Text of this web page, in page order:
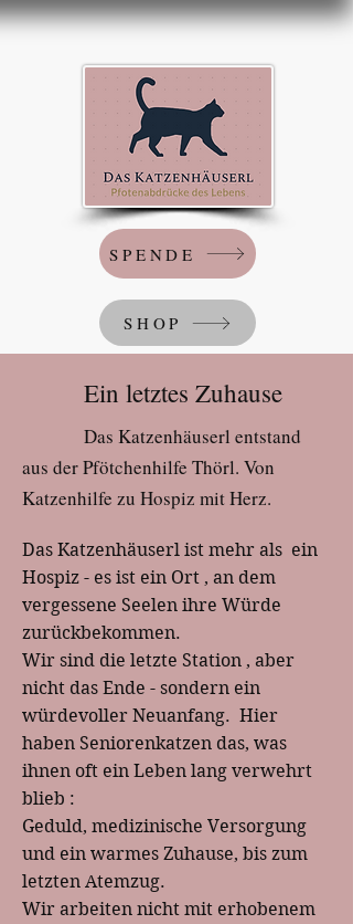
SPENDE
SHOP
Ein letztes Zuhause
Das Katzenhäuserl entstand
aus der Pfötchenhilfe Thörl. Von
Katzenhilfe zu Hospiz mit Herz.
Das Katzenhäuserl ist mehr als  ein
Hospiz - es ist ein Ort , an dem
vergessene Seelen ihre Würde
zurückbekommen.
Wir sind die letzte Station , aber
nicht das Ende - sondern ein
würdevoller Neuanfang.  Hier
haben Seniorenkatzen das, was
ihnen oft ein Leben lang verwehrt
blieb :
Geduld, medizinische Versorgung
und ein warmes Zuhause, bis zum
letzten Atemzug.
Wir arbeiten nicht mit erhobenem